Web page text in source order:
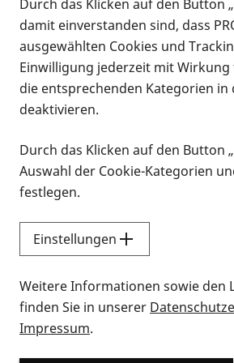
Infomaterial
Infomaterial
Vorlesen
Alle
Sie möchten
Durch das Klicken auf den Button
damit einverstanden sind, dass
ausgewählten Cookies und
Einwilligung jederzeit mit
die entsprechenden Kategorien in
deaktivieren.
Durch das Klicken auf den Button
Auswahl der Cookie-Kategorien
festlegen.
Einstellungen
Weitere Informationen sowie den
finden Sie in unserer
Impressum.